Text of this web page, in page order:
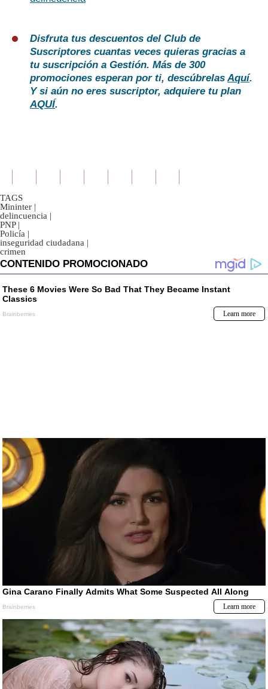
Disfruta tus descuentos del Club de
Suscriptores cuantas veces quieras gracias a
tu suscripción a Gestión. Más de 300
promociones esperan por ti, descúbrelasAquí.
Y si aún no eres suscriptor, adquiere tu plan
AQUÍ.
TAGS
Mininter |
delincuencia |
PNP |
Policía |
inseguridad ciudadana |
crimen